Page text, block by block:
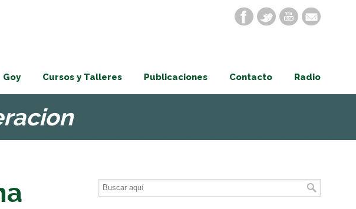
Goy Cursos y Talleres Publicaciones Contacto Radio